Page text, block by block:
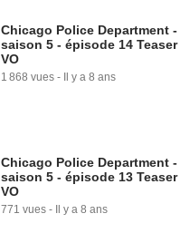
Chicago Police Department -
saison 5 - épisode 14 Teaser
VO
1 868 vues - Il y a 8 ans
Chicago Police Department -
saison 5 - épisode 13 Teaser
VO
771 vues - Il y a 8 ans